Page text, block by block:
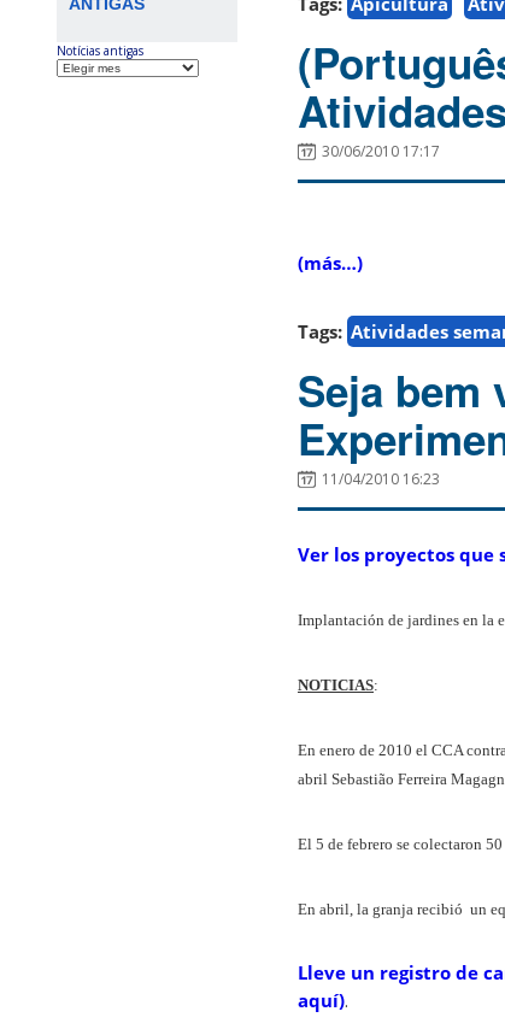
Notícias antigas
30/06/2010 17:17
(más…)
Tags: Atividades
Seja bem
11/04/2010 16:23
Ver los proyectos que
Implantación de jardines en la
NOTICIAS:
En enero de 2010 el CCA
abril Sebastião Ferreira
El 5 de febrero se colectaron
En abril, la granja recibió un
Lleve un registro de
aquí).